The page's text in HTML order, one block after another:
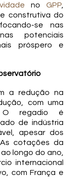
noGPP
construtiva do
se nas
potenciais
próspero e
a redução na
com uma
O regadio é
de indústria
apesar dos
cotações da
longo do ano,
internacional
com França e